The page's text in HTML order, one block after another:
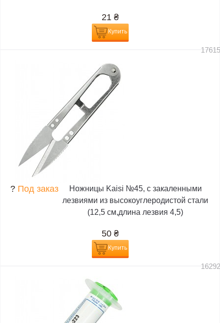
21 ₴
Купить
? Под заказ
Ножницы Kaisi №45, с закаленными
лезвиями из высокоуглеродистой стали
(12,5 см,длина лезвия 4,5)
50 ₴
Купить